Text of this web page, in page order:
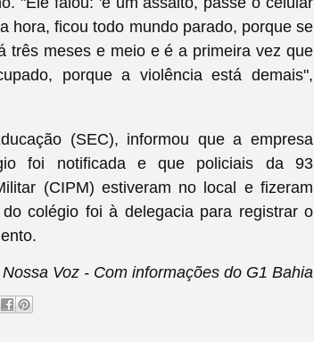
hora, ficou todo mundo parado, porque se
três meses e meio e é a primeira vez que
porque a violência está demais",
(SEC), informou que a empresa
foi notificada e que policiais da 93
(CIPM) estiveram no local e fizeram
colégio foi à delegacia para registrar o
Nossa Voz - Com informações do G1 Bahia